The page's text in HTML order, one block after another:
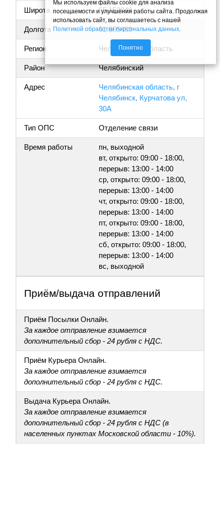
Широта 55.152948
Долгота 61.385459
Регион Челябинская область
Район Челябинский
Адрес
Челябинская область, г
Челябинск, Курчатова ул,
30А
Тип ОПС Отделение связи
Время работы
пн, выходной
вт, открыто: 09:00 - 18:00,
перерыв: 13:00 - 14:00
ср, открыто: 09:00 - 18:00,
перерыв: 13:00 - 14:00
чт, открыто: 09:00 - 18:00,
перерыв: 13:00 - 14:00
пт, открыто: 09:00 - 18:00,
перерыв: 13:00 - 14:00
сб, открыто: 09:00 - 18:00,
перерыв: 13:00 - 14:00
вс, выходной
Приём/выдача отправлений
Приём Посылки Онлайн.
За каждое отправление взимается
дополнительный сбор - 24 рубля с НДС.
Приём Курьера Онлайн.
За каждое отправление взимается
дополнительный сбор - 24 рубля с НДС.
Выдача Курьера Онлайн.
За каждое отправление взимается
дополнительный сбор - 24 рубля с НДС (в
населенных пунктах Московской области - 10%).
Мы используем файлы cookie для анализа
посещаемости и улучшения работы сайта. Продолжая
использовать сайт, вы соглашаетесь с нашей
Политикой обработки персональных данных
Понятно